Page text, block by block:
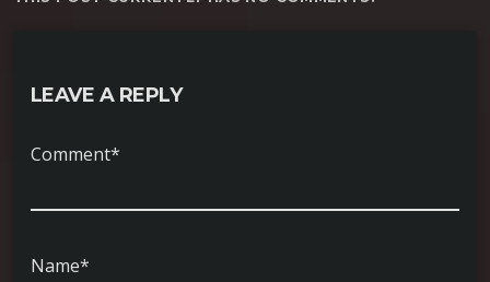
LEAVE A REPLY
Comment*
Name*